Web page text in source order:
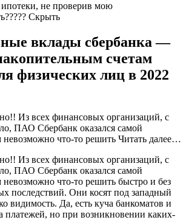
не проверив мою
Скрыть
вклады сбербанка —
счетам
физических лиц в 2022
Из всех финансовых организаций, с
ПАО Сбербанк оказался самой
что-то решить Читать далее…
Из всех финансовых организаций, с
ПАО Сбербанк оказался самой
что-то решить быстро и без
последствий. Они косят под западный
видимость. Да, есть куча банкоматов и
платежей, но при возникновении каких-